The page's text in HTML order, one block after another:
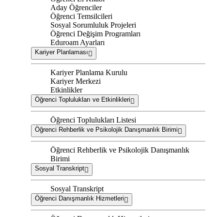
Aday Öğrenciler
Öğrenci Temsilcileri
Sosyal Sorumluluk Projeleri
Öğrenci Değişim Programları
Eduroam Ayarları
Kariyer Planlaması
Kariyer Planlama Kurulu
Kariyer Merkezi
Etkinlikler
Öğrenci Toplulukları ve Etkinlikleri
Öğrenci Toplulukları Listesi
Öğrenci Rehberlik ve Psikolojik Danışmanlık Birimi
Öğrenci Rehberlik ve Psikolojik Danışmanlık
Birimi
Sosyal Transkript
Sosyal Transkript
Öğrenci Danışmanlık Hizmetleri